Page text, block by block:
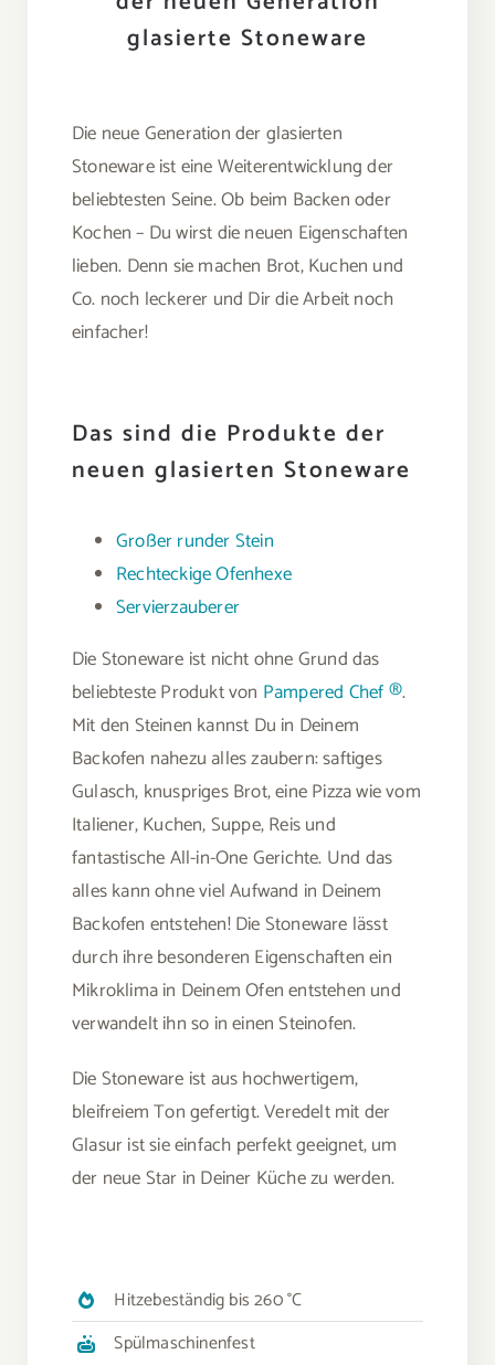
glasierte Stoneware
Die neue Generation der glasierten
Stoneware ist eine Weiterentwicklung der
beliebtesten Seine. Ob beim Backen oder
Kochen – Du wirst die neuen Eigenschaften
lieben. Denn sie machen Brot, Kuchen und
Co. noch leckerer und Dir die Arbeit noch
einfacher!
Das sind die Produkte der
neuen glasierten Stoneware
Großer runder Stein
Rechteckige Ofenhexe
Servierzauberer
Die Stoneware ist nicht ohne Grund das
beliebteste Produkt von Pampered Chef ®.
Mit den Steinen kannst Du in Deinem
Backofen nahezu alles zaubern: saftiges
Gulasch, knuspriges Brot, eine Pizza wie vom
Italiener, Kuchen, Suppe, Reis und
fantastische All-in-One Gerichte. Und das
alles kann ohne viel Aufwand in Deinem
Backofen entstehen! Die Stoneware lässt
durch ihre besonderen Eigenschaften ein
Mikroklima in Deinem Ofen entstehen und
verwandelt ihn so in einen Steinofen.
Die Stoneware ist aus hochwertigem,
bleifreiem Ton gefertigt. Veredelt mit der
Glasur ist sie einfach perfekt geeignet, um
der neue Star in Deiner Küche zu werden.
Hitzebeständig bis 260 °C
Spülmaschinenfest